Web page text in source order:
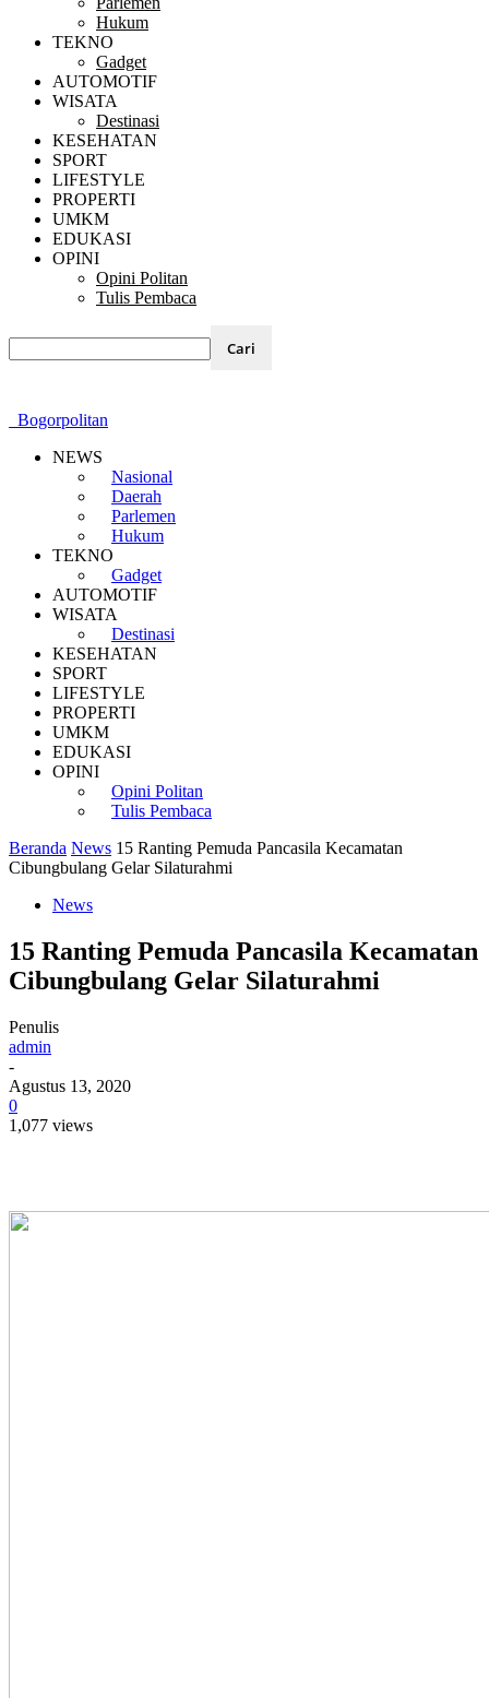
Hukum
TEKNO
Gadget
AUTOMOTIF
WISATA
Destinasi
KESEHATAN
SPORT
LIFESTYLE
PROPERTI
UMKM
EDUKASI
OPINI
Opini Politan
Tulis Pembaca
Bogorpolitan
NEWS
Nasional
Daerah
Parlemen
Hukum
TEKNO
Gadget
AUTOMOTIF
WISATA
Destinasi
KESEHATAN
SPORT
LIFESTYLE
PROPERTI
UMKM
EDUKASI
OPINI
Opini Politan
Tulis Pembaca
Beranda News 15 Ranting Pemuda Pancasila Kecamatan
Cibungbulang Gelar Silaturahmi
News
15 Ranting Pemuda Pancasila Kecamatan
Cibungbulang Gelar Silaturahmi
Penulis
admin
-
Agustus 13, 2020
0
1,077 views